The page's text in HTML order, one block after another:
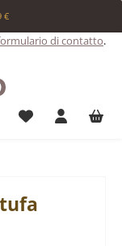
€
di contatto.
Hai 0 articoli